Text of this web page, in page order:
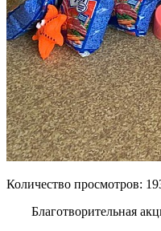
Количество просмотров:
Благотворительная